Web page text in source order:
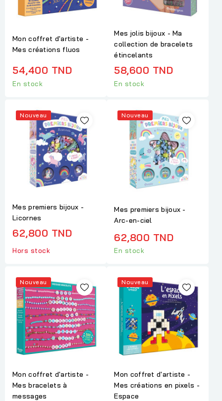
Mon coffret d'artiste -
Mes créations fluos
54,400 TND
En stock
Mes jolis bijoux - Ma
collection de bracelets
étincelants
58,600 TND
En stock
Nouveau
Mes premiers bijoux -
Licornes
62,800 TND
Hors stock
Nouveau
Mes premiers bijoux -
Arc-en-ciel
62,800 TND
En stock
Nouveau
Mon coffret d'artiste -
Mes bracelets à
messages
Nouveau
Mon coffret d'artiste -
Mes créations en pixels -
Espace